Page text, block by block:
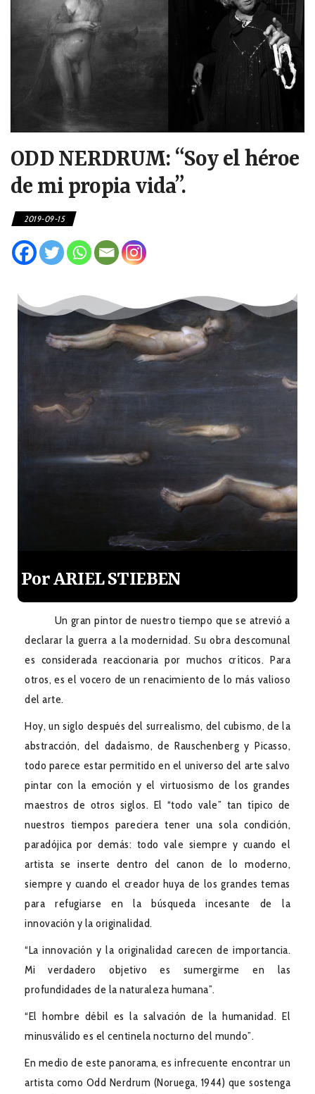
ODD NERDRUM: “Soy el héroe
de mi propia vida”.
2019-09-15
Por ARIEL STIEBEN
Un gran pintor de nuestro tiempo que se atrevió a
declarar la guerra a la modernidad. Su obra descomunal
es considerada reaccionaria por muchos críticos. Para
otros, es el vocero de un renacimiento de lo más valioso
del arte.
Hoy, un siglo después del surrealismo, del cubismo, de la
abstracción, del dadaísmo, de Rauschenberg y Picasso,
todo parece estar permitido en el universo del arte salvo
pintar con la emoción y el virtuosismo de los grandes
maestros de otros siglos. El “todo vale” tan típico de
nuestros tiempos pareciera tener una sola condición,
paradójica por demás: todo vale siempre y cuando el
artista se inserte dentro del canon de lo moderno,
siempre y cuando el creador huya de los grandes temas
para refugiarse en la búsqueda incesante de la
innovación y la originalidad.
“La innovación y la originalidad carecen de importancia.
Mi verdadero objetivo es sumergirme en las
profundidades de la naturaleza humana”.
“El hombre débil es la salvación de la humanidad. El
minusválido es el centinela nocturno del mundo”.
En medio de este panorama, es infrecuente encontrar un
artista como Odd Nerdrum (Noruega, 1944) que sostenga